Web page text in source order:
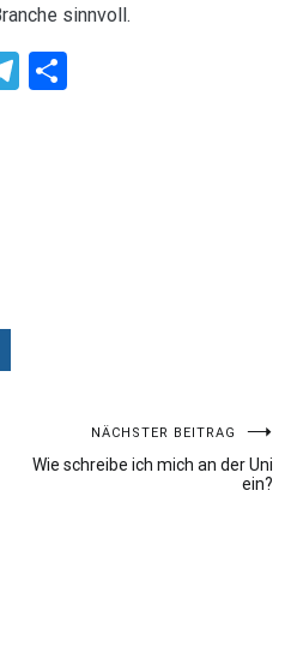
sinnvoll.
Telegram
NÄCHSTER BEITRAG
Wie schreibe ich mich an der Uni
ein?